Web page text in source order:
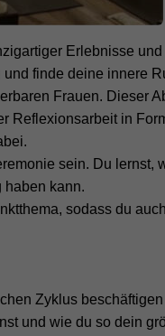
Erlebnisse
finde deine innere
Frauen. Dieser
Reflexionsarbeit in
sein. Du lernst,
haben kann.
sodass du
Zyklus
und wie du so dein